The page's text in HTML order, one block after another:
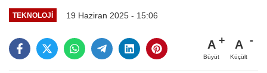
TEKNOLOJI 19 Haziran 2025 - 15:06
A
Büyüt
A
Küçült